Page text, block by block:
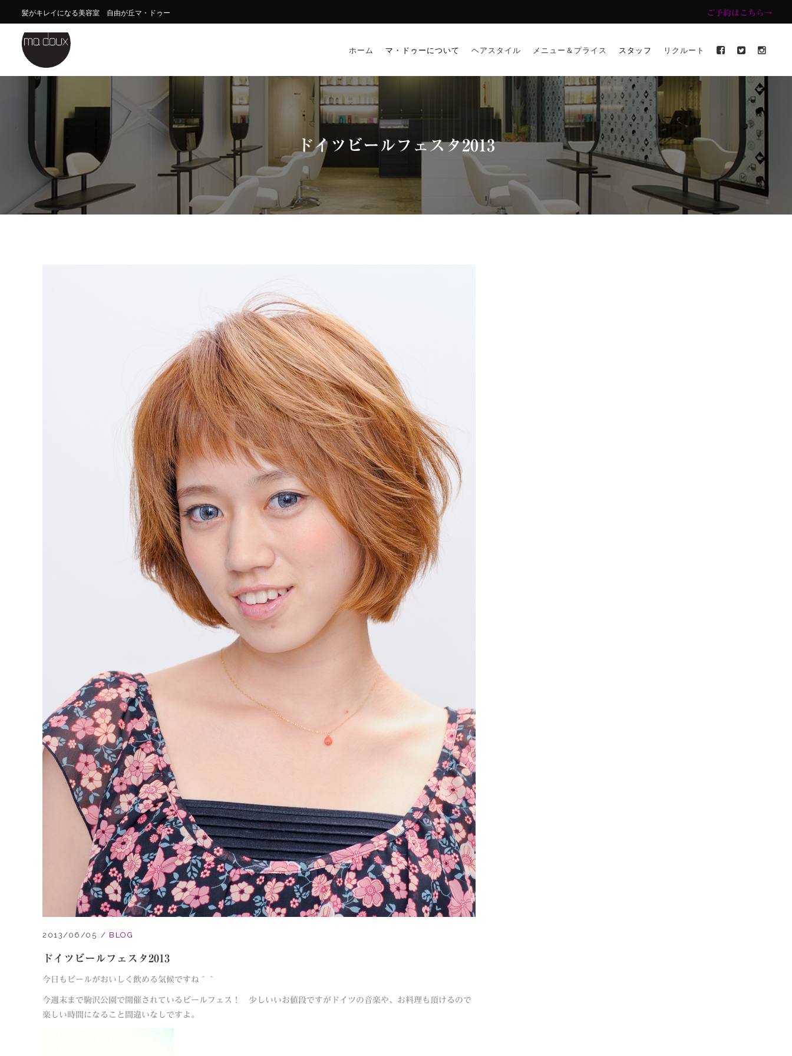
髪がキレイになる美容室 自由が丘マ・ドゥー ご予約はこちら→
ホーム マ・ドゥーについて ヘアスタイル メニュー＆プライス スタッフ リクルート
ドイツビールフェスタ2013
2013/06/05 BLOG
ドイツビールフェスタ2013
今日もビールがおいしく飲める気候ですね＾＾
今週末まで駒沢公園で開催されているビールフェス！ 少しいいお値段ですがドイツの音楽や、お料理も頂けるので
楽しい時間になること間違いなしですよ。